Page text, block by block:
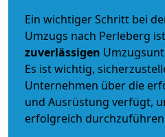
Ein wichtiger Schritt bei
Umzugs nach Perleberg
zuverlässigen
Es ist wichtig,
Unternehmen über die
und Ausrüstung verfügt,
erfolgreich